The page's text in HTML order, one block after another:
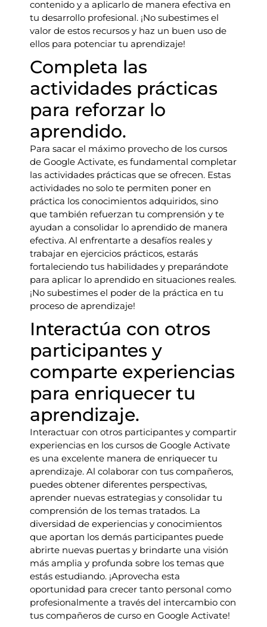
contenido y a aplicarlo de manera efectiva en
tu desarrollo profesional. ¡No subestimes el
valor de estos recursos y haz un buen uso de
ellos para potenciar tu aprendizaje!
Completa las
actividades prácticas
para reforzar lo
aprendido.
Para sacar el máximo provecho de los cursos
de Google Activate, es fundamental completar
las actividades prácticas que se ofrecen. Estas
actividades no solo te permiten poner en
práctica los conocimientos adquiridos, sino
que también refuerzan tu comprensión y te
ayudan a consolidar lo aprendido de manera
efectiva. Al enfrentarte a desafíos reales y
trabajar en ejercicios prácticos, estarás
fortaleciendo tus habilidades y preparándote
para aplicar lo aprendido en situaciones reales.
¡No subestimes el poder de la práctica en tu
proceso de aprendizaje!
Interactúa con otros
participantes y
comparte experiencias
para enriquecer tu
aprendizaje.
Interactuar con otros participantes y compartir
experiencias en los cursos de Google Activate
es una excelente manera de enriquecer tu
aprendizaje. Al colaborar con tus compañeros,
puedes obtener diferentes perspectivas,
aprender nuevas estrategias y consolidar tu
comprensión de los temas tratados. La
diversidad de experiencias y conocimientos
que aportan los demás participantes puede
abrirte nuevas puertas y brindarte una visión
más amplia y profunda sobre los temas que
estás estudiando. ¡Aprovecha esta
oportunidad para crecer tanto personal como
profesionalmente a través del intercambio con
tus compañeros de curso en Google Activate!